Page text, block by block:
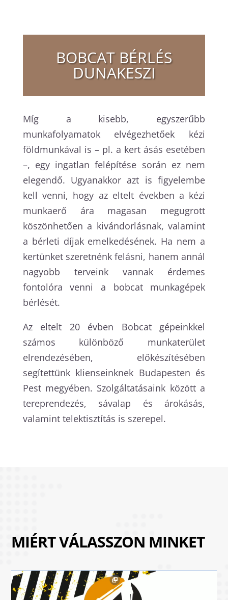
BOBCAT BÉRLÉS
DUNAKESZI
Míg a kisebb, egyszerűbb
munkafolyamatok elvégezhetőek kézi
földmunkával is – pl. a kert ásás esetében
–, egy ingatlan felépítése során ez nem
elegendő. Ugyanakkor azt is figyelembe
kell venni, hogy az eltelt években a kézi
munkaerő ára magasan megugrott
köszönhetően a kivándorlásnak, valamint
a bérleti díjak emelkedésének. Ha nem a
kertünket szeretnénk felásni, hanem annál
nagyobb terveink vannak érdemes
fontolóra venni a bobcat munkagépek
bérlését.
Az eltelt 20 évben Bobcat gépeinkkel
számos különböző munkaterület
elrendezésében, előkészítésében
segítettünk klienseinknek Budapesten és
Pest megyében. Szolgáltatásaink között a
tereprendezés, sávalap és árokásás,
valamint telektisztítás is szerepel.
MIÉRT VÁLASSZON MINKET